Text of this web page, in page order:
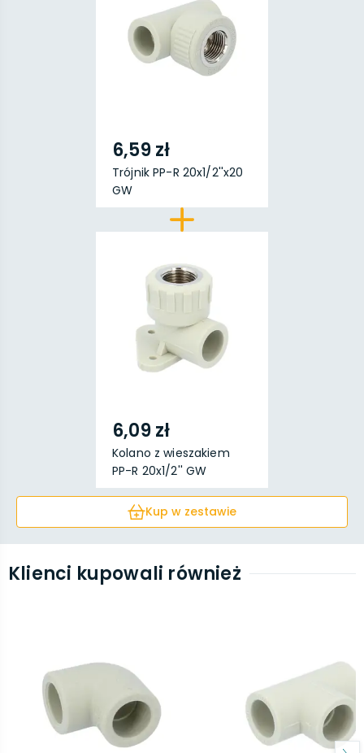
6,59 zł
Trójnik PP-R 20x1/2''x20
GW
6,09 zł
Kolano z wieszakiem
PP-R 20x1/2'' GW
Kup w zestawie
Klienci kupowali również